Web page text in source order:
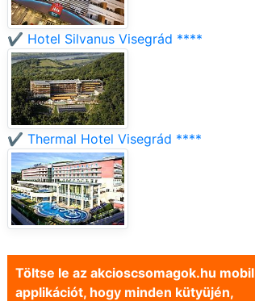
✔️ Hotel Silvanus Visegrád ****
✔️ Thermal Hotel Visegrád ****
Töltse le az akcioscsomagok.hu mobil
applikációt, hogy minden kütyüjén,